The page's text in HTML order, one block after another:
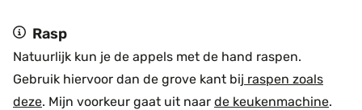
Rasp
Natuurlijk kun je de appels met de hand raspen.
Gebruik hiervoor dan de grove kant bij raspen zoals
deze. Mijn voorkeur gaat uit naar de keukenmachine.